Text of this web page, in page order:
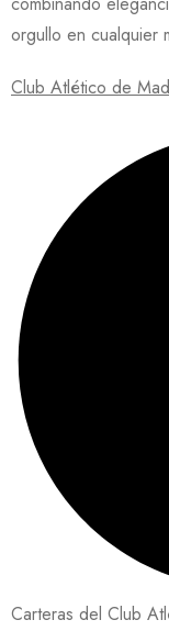
orgullo en cualquier
Club Atlético de
Carteras del Club